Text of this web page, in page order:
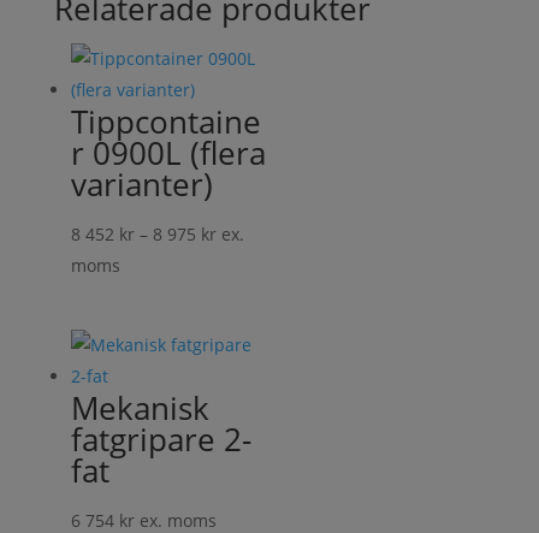
Relaterade produkter
Tippcontaine
r 0900L (flera
varianter)
8 452 kr – 8 975 krPrisintervall:
8
ex.
moms
Mekanisk
fatgripare 2-
fat
6 754 kr ex. moms